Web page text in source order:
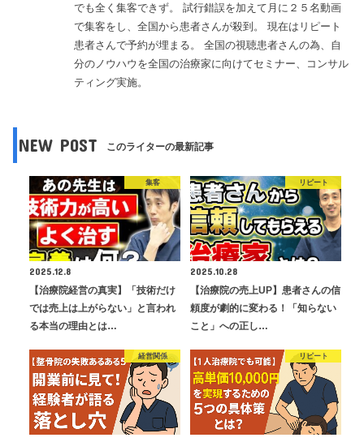
でも全く集客できず。 試行錯誤を加えて月に２５名動画
で集客をし、全国から患者さんが殺到。 現在はリピート
患者さんで予約が埋まる。 全国の視聴患者さんの為、自
分のノウハウを全国の治療家に向けてセミナー、コンサル
ティング実施。
NEW POST このライターの最新記事
集客
2025.12.8
【治療院経営の真実】「技術だけ
では売上は上がらない」と言われ
る本当の理由とは…
リピート
2025.10.28
【治療院の売上UP】患者さんの信
頼度が劇的に変わる！「知らない
こと」への正し…
経営関係 リピート